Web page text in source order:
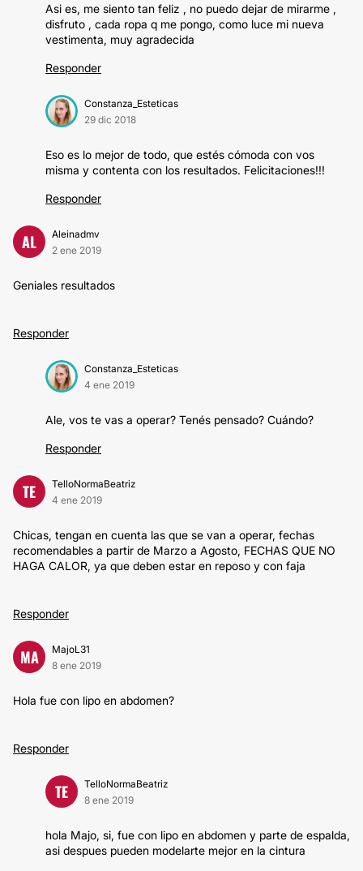
Asi es, me siento tan feliz , no puedo dejar de mirarme ,
disfruto , cada ropa q me pongo, como luce mi nueva
vestimenta, muy agradecida
Responder
Constanza_Esteticas
29 dic 2018
Eso es lo mejor de todo, que estés cómoda con vos
misma y contenta con los resultados. Felicitaciones!!!
Responder
AL
Aleinadmv
2 ene 2019
Geniales resultados
Responder
Constanza_Esteticas
4 ene 2019
Ale, vos te vas a operar? Tenés pensado? Cuándo?
Responder
TE
TelloNormaBeatriz
4 ene 2019
Chicas, tengan en cuenta las que se van a operar, fechas
recomendables a partir de Marzo a Agosto, FECHAS QUE NO
HAGA CALOR, ya que deben estar en reposo y con faja
Responder
MA
MajoL31
8 ene 2019
Hola fue con lipo en abdomen?
Responder
TE
TelloNormaBeatriz
8 ene 2019
hola Majo, si, fue con lipo en abdomen y parte de espalda,
asi despues pueden modelarte mejor en la cintura